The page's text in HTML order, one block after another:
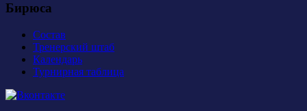
Бирюса
Состав
Тренерский штаб
Календарь
Турнирная таблица